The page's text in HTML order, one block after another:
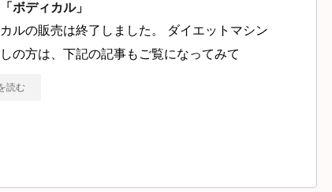
ボディカル」
ルの販売は終了しました。 ダイエットマシン
の方は、下記の記事もご覧になってみて
読む